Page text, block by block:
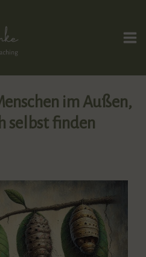
im Außen,
selbst finden